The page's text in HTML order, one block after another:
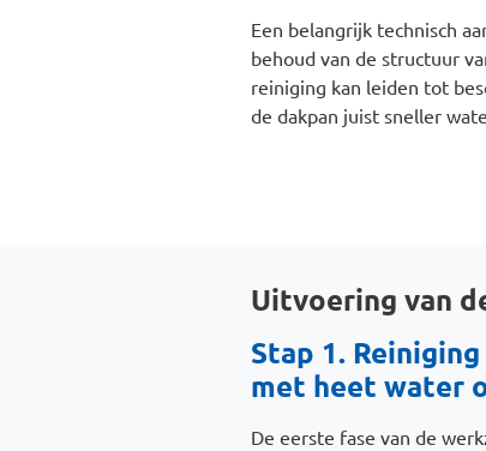
Een belangrijk technisch
behoud van de structuur
reiniging kan leiden tot
de dakpan juist sneller
Uitvoering van
Stap 1.
met heet water
De eerste fase van de